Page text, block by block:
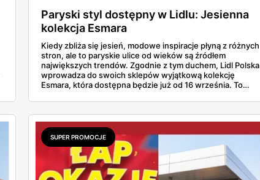
Paryski styl dostępny w Lidlu: Jesienna
kolekcja Esmara
Kiedy zbliża się jesień, modowe inspiracje płyną z różnych
stron, ale to paryskie ulice od wieków są źródłem
największych trendów. Zgodnie z tym duchem, Lidl Polska
wprowadza do swoich sklepów wyjątkową kolekcję
Esmara, która dostępna będzie już od 16 września. To
korzystając z atrakcyjnych cen oraz paryskiej elegancji w
codziennych stylizacjach.
SUPER PROMOCJE